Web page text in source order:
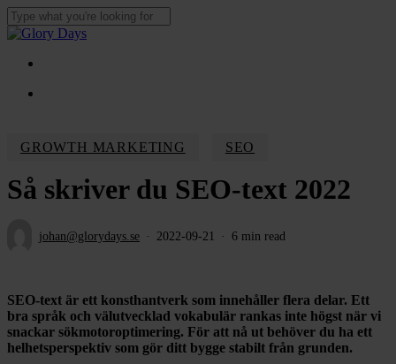
Skip
to
content
Close
Menu
GROWTH MARKETING SEO
Så skriver du SEO-text 2022
johan@glorydays.se 2022-09-21 6 min read
SEO-text är ett konsthantverk som innehåller flera delar. Ett
bra språk och välutvecklad vokabulär rankas inte högst när vi
snackar sökmotoroptimering. För att nå ut behöver du ha ett
helhetsperspektiv som gör ditt bygge stabilt från grunden.